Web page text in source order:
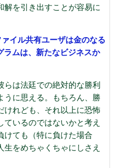
解を引き出すことが容易に
イル共有ユーザは金のなる
ムは、新たなビジネスか
らは法廷での絶対的な勝利
うに思える。もちろん、勝
けれども、それ以上に恐怖
いるのではないかと考え
けても（特に負けた場合
をめちゃくちゃにしさえ